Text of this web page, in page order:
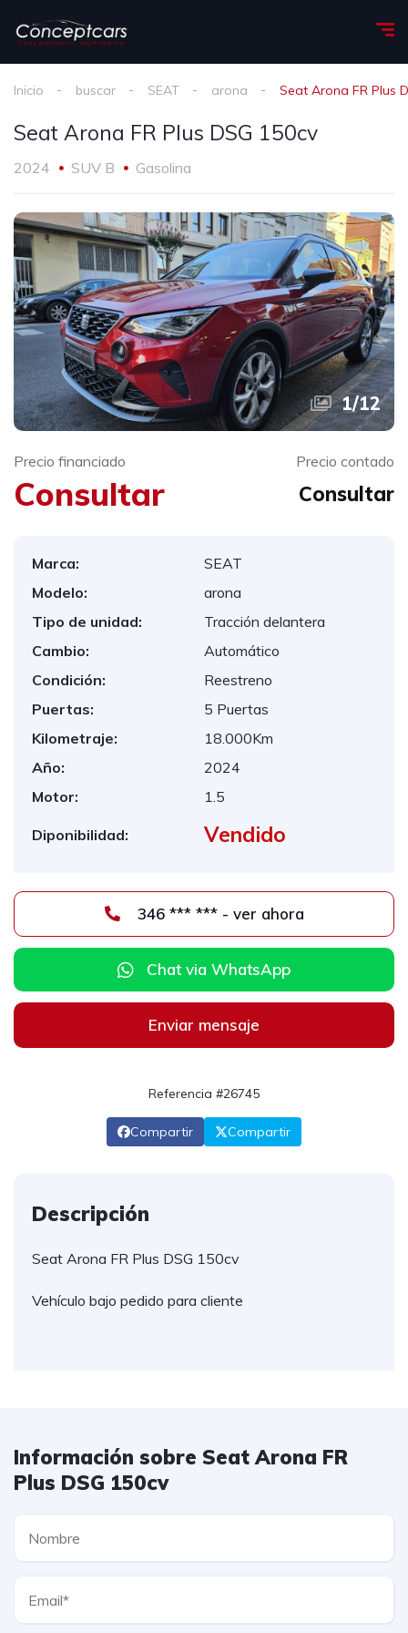
Inicio buscar SEAT arona Seat Arona FR Plus
Seat Arona FR Plus DSG 150cv
2024 SUV B Gasolina
1/12
Precio financiado
Consultar
Precio contado
Consultar
Marca:
SEAT
Modelo:
arona
Tipo de unidad:
Tracción delantera
Cambio:
Automático
Condición:
Reestreno
Puertas:
5 Puertas
Kilometraje:
18.000Km
Año:
2024
Motor:
1.5
Diponibilidad: Vendido
346 *** *** - ver ahora
Chat via WhatsApp
Enviar mensaje
Referencia #26745
Compartir Compartir
Descripción
Seat Arona FR Plus DSG 150cv
Vehículo bajo pedido para cliente
Información sobre Seat Arona FR
Plus DSG 150cv